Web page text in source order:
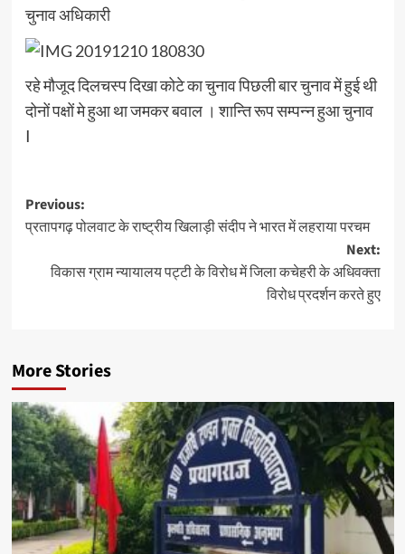
चुनाव अधिकारी
रहे मौजूद दिलचस्प दिखा कोटे का चुनाव पिछली बार चुनाव में हुई थी
दोनों पक्षों मे हुआ था जमकर बवाल । शान्ति रूप सम्पन्न हुआ चुनाव
I
Post
navigation
Previous:
प्रतापगढ़ पोलवाट के राष्ट्रीय खिलाड़ी संदीप ने भारत में लहराया परचम
Next:
विकास ग्राम न्यायालय पट्टी के विरोध में जिला कचेहरी के अधिवक्ता
विरोध प्रदर्शन करते हुए
More Stories